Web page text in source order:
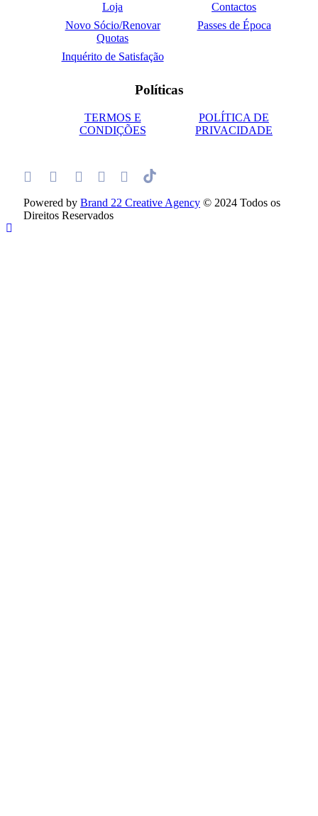
Loja
Contactos
Novo Sócio/Renovar
Quotas
Passes de Época
Inquérito de Satisfação
Políticas
TERMOS E
CONDIÇÕES
POLÍTICA DE
PRIVACIDADE
Powered by Brand 22 Creative Agency © 2024 Todos os
Direitos Reservados